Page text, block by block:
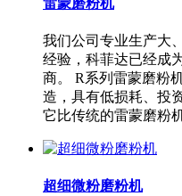
雷蒙磨粉机
我们公司专业生产大
经验，科菲达已经成
商。 R系列雷蒙磨粉
造，具有低损耗、投
它比传统的雷蒙磨粉
超细微粉磨粉机